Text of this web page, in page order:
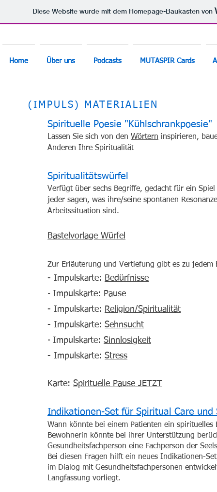
Diese Website wurde mit dem Homepage-Baukasten von
Home Über uns Podcasts MUTASPIR Cards
(IMPULS) MATERIALIEN
Spirituelle Poesie "Kühlschrankpoesie"
Lassen Sie sich von den Wörtern inspirieren,
Anderen Ihre Spiritualität
Spiritualitätswürfel
Verfügt über sechs Begriffe, gedacht für ein
jeder sagen, was ihre/seine spontanen
Arbeitssituation sind.
Bastelvorlage Würfel
Zur Erläuterung und Vertiefung gibt es zu jedem
- Impulskarte: Bedürfnisse
​- ​ Impulskarte: Pause
- Impulskarte: Religion/Spiritualität
- Impulskarte: Sehnsucht
- ​ Impulskarte: Sinnlosigkeit
- Impulskarte: Stress
Karte: Spirituelle Pause JETZT
Indikationen-Set für Spiritual Care und
Wann könnte bei einem Patienten ein
Bewohnerin könnte bei ihrer Unterstützung
Gesundheitsfachperson eine Fachperson der
Bei diesen Fragen hilft ein neues Indikationen-
im Dialog mit Gesundheitsfachpersonen
Langfassung vorliegt.